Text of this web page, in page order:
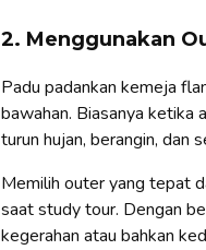
2. Menggunakan
Padu padankan kemeja
bawahan. Biasanya ketika
turun hujan, berangin, dan
Memilih outer yang tepat
saat study tour. Dengan
kegerahan atau bahkan